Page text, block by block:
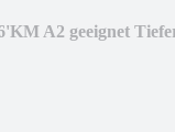
A2 geeignet